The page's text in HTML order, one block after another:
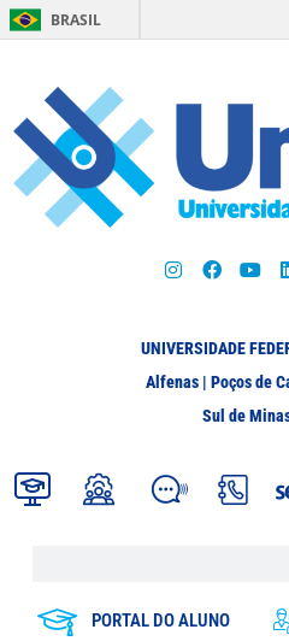
BRASIL
UNIVERSIDADE
Alfenas | Poços de
Sul de
PORTAL DO ALUNO